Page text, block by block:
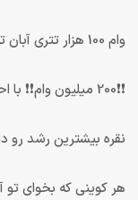
وام 100 هزار تتری آبان تتر | فوری، فقط با احراز هویت🔥
❗❗200 میلیون وام❗❗ با احراز هویت در آبان تتر
نقره بیشترین رشد
هر کوینی که بخوای